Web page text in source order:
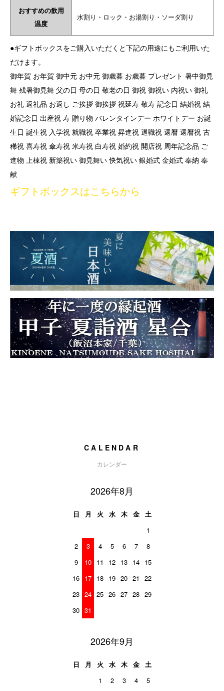
おすすめの飲用
温度
水割り・ロック・お湯割り・ソーダ割り
●ギフトボックスをご購入いただくと下記の用途にもご利用いた
だけます。
御年賀 お年賀 御中元 お中元 御歳暮 お歳暮 プレゼント 暑中御見
舞 残暑御見舞 父の日 母の日 敬老の日 御祝 御祝い 内祝い 御礼
お礼 返礼品 お返し ご挨拶 御挨拶 祝延寿 敬寿 記念日 結婚祝 結
婚記念日 出産祝 寿 贈り物 バレンタインデー ホワイトデー お誕
生日 誕生祝 入学祝 就職祝 卒業祝 昇進祝 退職祝 還暦 還暦祝 古
稀祝 喜寿祝 傘寿祝 米寿祝 白寿祝 婚約祝 開店祝 周年記念品 ご
進物 上棟祝 新築祝い 御見舞い 快気祝い 銀婚式 金婚式 奉納 奉
献
ギフトボックスはこちらから
CALENDAR
カレンダー
2026年8月
日 月 火 水 木 金
土
1
2
3 4 5 6 7
8
9
10 11 12 13 14 15
16 17 18 19 20 21
22
23 24 25 26 27 28 29
30 31
2026年9月
日 月 火 水 木 金
土
1
2 3 4
5